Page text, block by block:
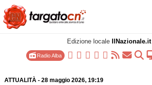
Edizione locale IlNazionale.it
Radio Alba
ATTUALITÀ- 28 maggio 2026, 19:19